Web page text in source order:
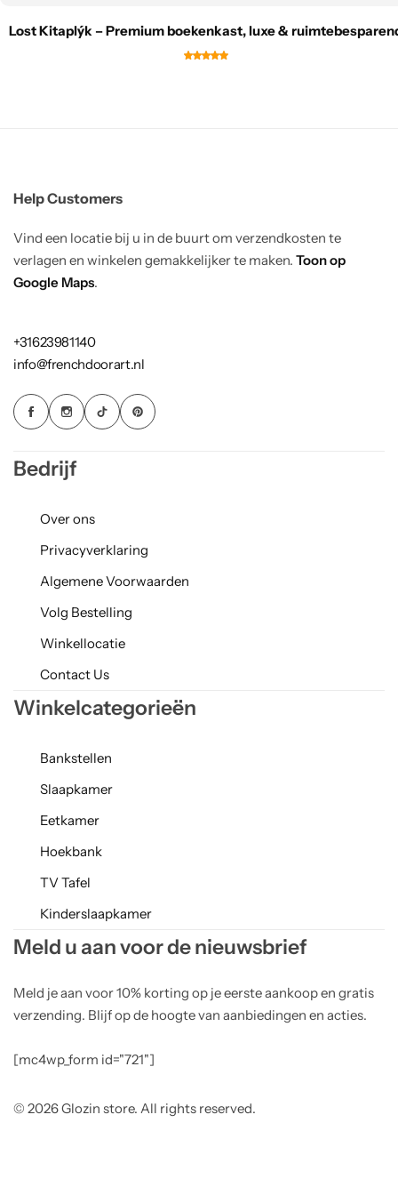
Lost Kitaplýk – Premium boekenkast, luxe &
Help Customers
Vind een locatie bij u in de buurt om verzendkosten te
verlagen en winkelen gemakkelijker te maken. Toon op
Google Maps.
+31623981140
info@frenchdoorart.nl
Bedrijf
Over ons
Privacyverklaring
Algemene Voorwaarden
Volg Bestelling
Winkellocatie
Contact Us
Winkelcategorieën
Bankstellen
Slaapkamer
Eetkamer
Hoekbank
TV Tafel
Kinderslaapkamer
Meld u aan voor de nieuwsbrief
Meld je aan voor 10% korting op je eerste aankoop en gratis
verzending. Blijf op de hoogte van aanbiedingen en acties.
[mc4wp_form id="721"]
© 2026 Glozin store. All rights reserved.